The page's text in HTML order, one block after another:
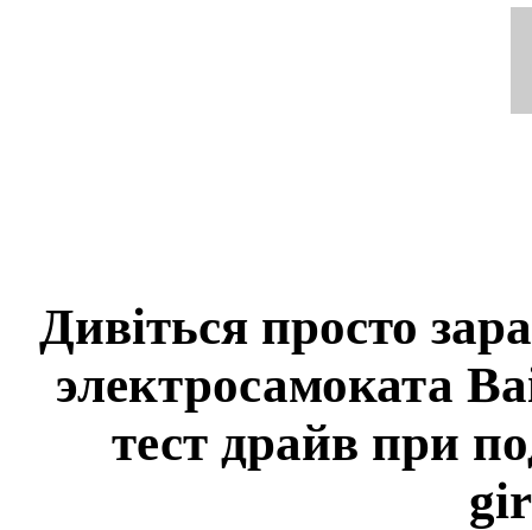
Дивіться просто
электросамоката
тест драйв при